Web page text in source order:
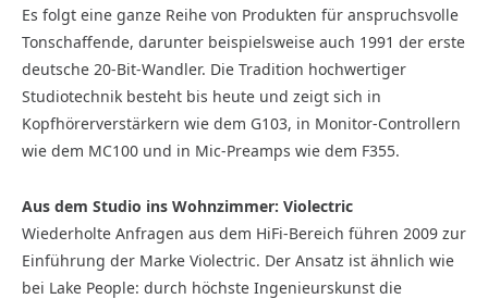
Es folgt eine ganze Reihe von Produkten für anspruchsvolle
Tonschaffende, darunter beispielsweise auch 1991 der erste
deutsche 20-Bit-Wandler. Die Tradition hochwertiger
Studiotechnik besteht bis heute und zeigt sich in
Kopfhörerverstärkern wie dem G103, in Monitor-Controllern
wie dem MC100 und in Mic-Preamps wie dem F355.
Aus dem Studio ins Wohnzimmer: Violectric
Wiederholte Anfragen aus dem HiFi-Bereich führen 2009 zur
Einführung der Marke Violectric. Der Ansatz ist ähnlich wie
bei Lake People: durch höchste Ingenieurskunst die